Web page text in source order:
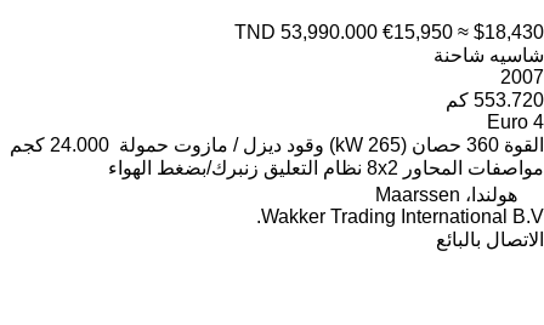
TND 53,990.000 €15,950 ≈ $18,430
شاسيه شاحنة
2007
553.720 كم
Euro 4
القوة 360 حصان (265 kW) وقود ديزل / مازوت حمولة 24.000 كجم
مواصفات المحاور 8x2 نظام التعليق زنبرك/بضغط الهواء
هولندا، Maarssen
Wakker Trading International B.V.
الاتصال بالبائع